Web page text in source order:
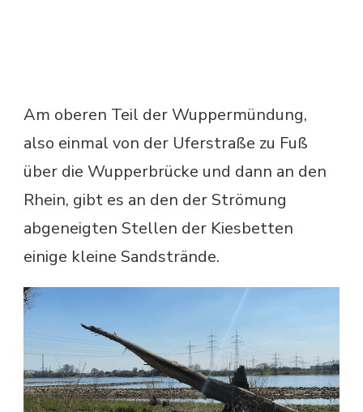
Am oberen Teil der Wuppermündung,
also einmal von der Uferstraße zu Fuß
über die Wupperbrücke und dann an den
Rhein, gibt es an den der Strömung
abgeneigten Stellen der Kiesbetten
einige kleine Sandstrände.